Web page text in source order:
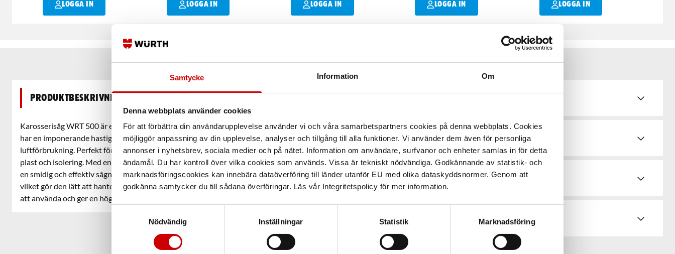
Samtycke Information Om
Denna webbplats använder cookies
För att förbättra din användarupplevelse använder vi och våra samarbetspartners cookies på denna webbplats. Cookies
möjliggör anpassning av din upplevelse, analyser och tillgång till alla funktioner. Vi använder dem även för personliga
annonser i nyhetsbrev, sociala medier och på nätet. Information om användare, surfvanor och enheter samlas in för detta
ändamål. Du har kontroll över vilka cookies som används. Vissa är tekniskt nödvändiga. Godkännande av statistik- och
marknadsföringscookies kan innebära dataöverföring till länder utanför EU med olika dataskyddsnormer. Genom att
godkänna samtycker du till sådana överföringar. Läs vår Integritetspolicy för mer information.
Nödvändig
Inställningar Statistik Marknadsföring
LOGGA IN LOGGA IN LOGGA IN LOGGA IN LOGGA IN
Produktbeskrivning
Karosserisåg WRT 500 är en ergonomisk såg med hög produktivitet och mjuk gång. Den
har en imponerande hastighet på 9600 slag/min, men ger ändå låga vibrationer och låg
luftförbrukning. Perfekt för arbete mot tunnplåt, bilpaneler, plåttrummor, aluminium,
plast och isolering. Med en slaglängd på 8 mm och arbetstryck på 6,5 bar ger WRT 500
en smidig och effektiv sågning. Den väger endast 1,05 kg och har en storlek på 195 mm,
vilket gör den lätt att hantera. Med minsta rekommenderade slang på 6 mm är den enkel
att använda och ger en hög precision.
Egenskaper
Säkerhetsdatablad & bruksanvisningar
Teknisk data